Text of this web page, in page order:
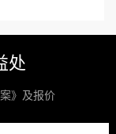
处
》及报价